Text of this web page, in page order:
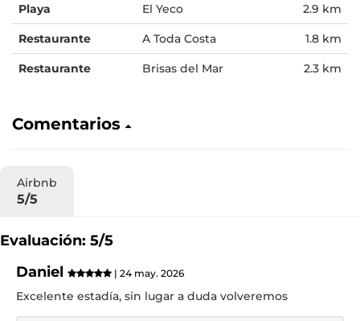
Playa El Yeco 2.9 km
Restaurante A Toda Costa 1.8 km
Restaurante Brisas del Mar 2.3 km
Comentarios
Airbnb
5/5
Evaluación: 5/5
Daniel
| 24 may. 2026
Excelente estadía, sin lugar a duda volveremos